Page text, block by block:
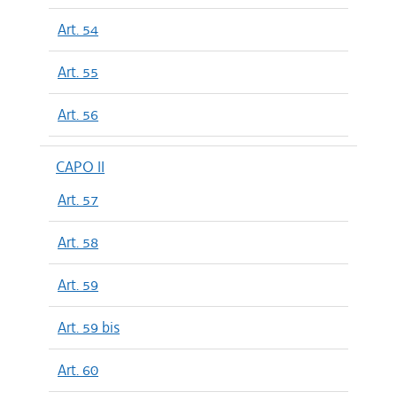
Art. 54
Art. 55
Art. 56
CAPO II
Art. 57
Art. 58
Art. 59
Art. 59 bis
Art. 60